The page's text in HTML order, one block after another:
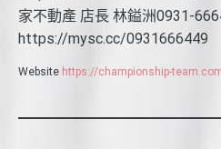
家不動產 店長 林鎰洲0931-
https://mysc.cc/0931666449
Website https://championship-